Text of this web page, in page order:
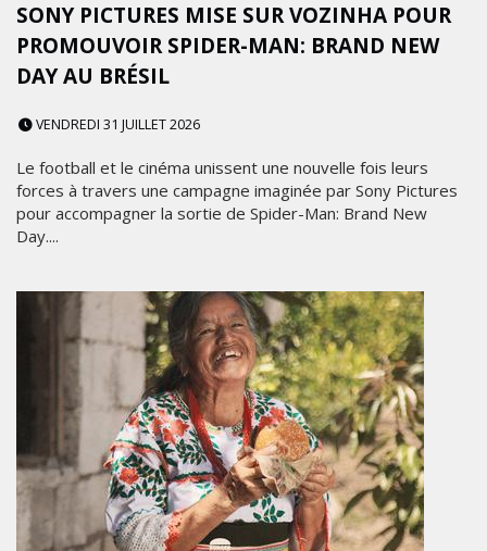
SONY PICTURES MISE SUR VOZINHA POUR
PROMOUVOIR SPIDER-MAN: BRAND NEW
DAY AU BRÉSIL
VENDREDI 31 JUILLET 2026
Le football et le cinéma unissent une nouvelle fois leurs
forces à travers une campagne imaginée par Sony Pictures
pour accompagner la sortie de Spider-Man: Brand New
Day....